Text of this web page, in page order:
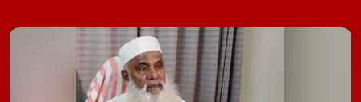
রুলিং ও সিদ্ধান্তের প্রতিবাদে ১৫ থেকে ২৫ জুন
পর্যন্ত তিনি সংসদে যাননি। মনিরুল হক চৌধুরী
বলেন, ‘আমাকে সংসদে অপমান করা হয়েছে।